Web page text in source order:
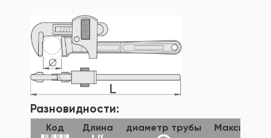
Разновидности:
Код Длина диаметр трубы